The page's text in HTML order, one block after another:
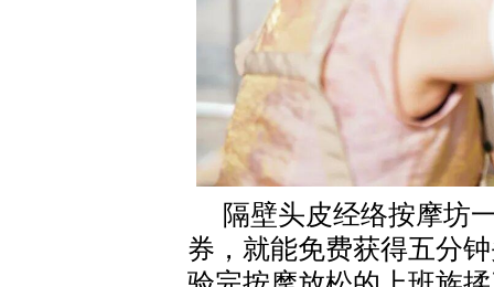
隔壁头皮经络按摩坊
券，就能免费获得五分